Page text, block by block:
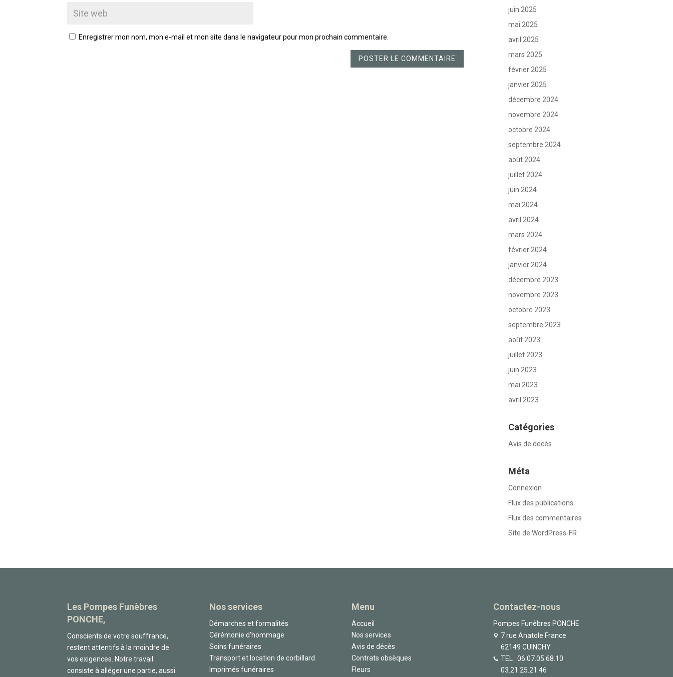
Enregistrer mon nom, mon e-mail et mon site dans le navigateur pour mon prochain commentaire.
juin 2025
mai 2025
avril 2025
mars 2025
février 2025
janvier 2025
décembre 2024
novembre 2024
octobre 2024
septembre 2024
août 2024
juillet 2024
juin 2024
mai 2024
avril 2024
mars 2024
février 2024
janvier 2024
décembre 2023
novembre 2023
octobre 2023
septembre 2023
août 2023
juillet 2023
juin 2023
mai 2023
avril 2023
Catégories
Avis de decès
Méta
Connexion
Flux des publications
Flux des commentaires
Site de WordPress-FR
Les Pompes Funèbres
PONCHE,
Conscients de votre souffrance,
restent attentifs à la moindre de
vos exigences. Notre travail
consiste à alléger une partie, aussi
Nos services
Démarches et formalités
Cérémonie d’hommage
Soins funéraires
Transport et location de corbillard
Imprimés funéraires
Menu
Accueil
Nos services
Avis de décès
Contrats obsèques
Fleurs
Contactez-nous
Pompes Funèbres PONCHE
7 rue Anatole France
62149 CUINCHY
TEL :06.07.05.68.10
03.21.25.21.46